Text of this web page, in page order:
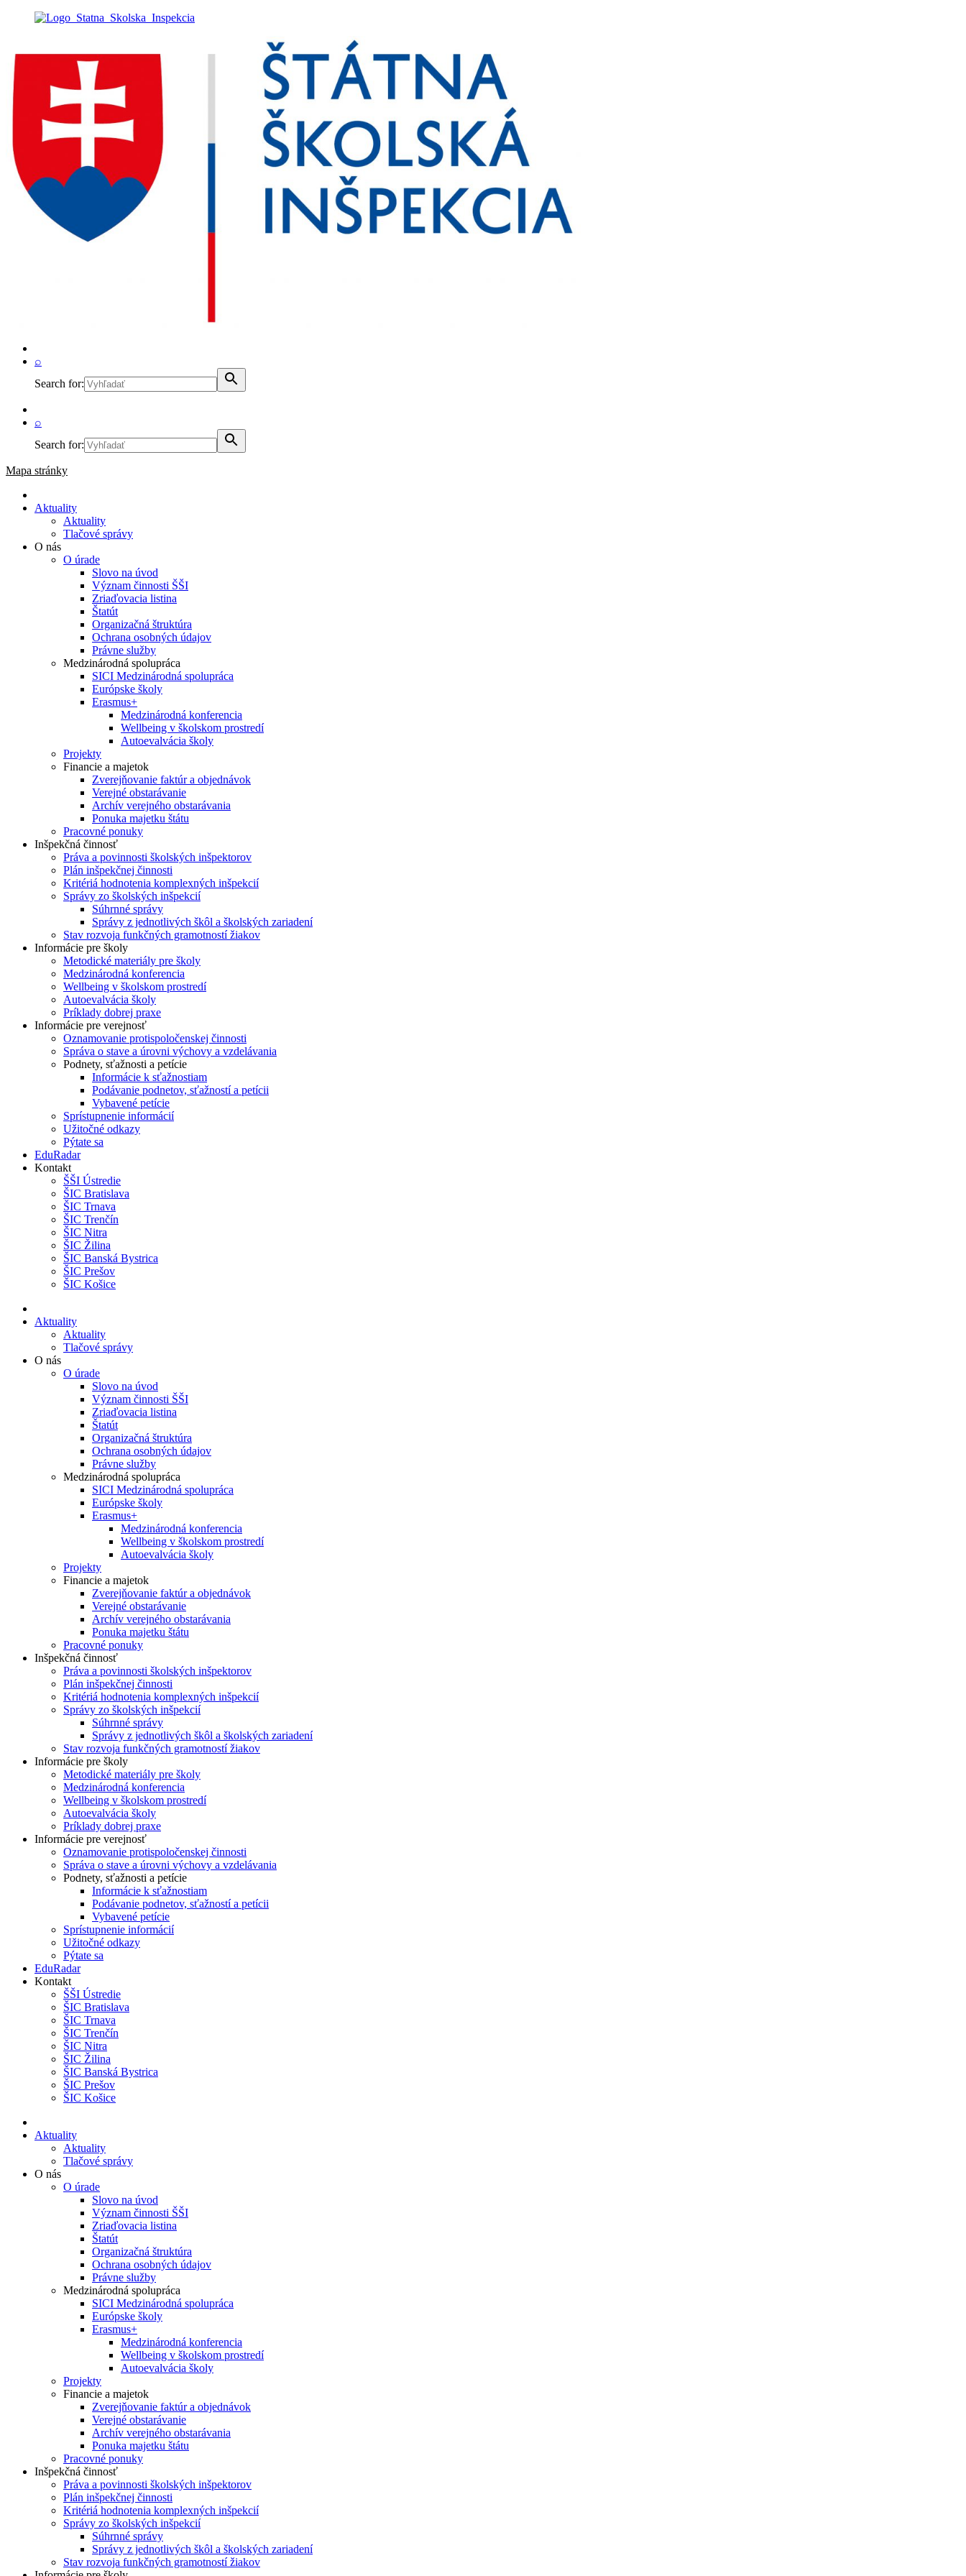
⌕
Search for:
⌕
Search for:
Mapa stránky
Aktuality
Aktuality
Tlačové správy
O nás
O úrade
Slovo na úvod
Význam činnosti ŠŠI
Zriaďovacia listina
Štatút
Organizačná štruktúra
Ochrana osobných údajov
Právne služby
Medzinárodná spolupráca
SICI Medzinárodná spolupráca
Európske školy
Erasmus+
Medzinárodná konferencia
Wellbeing v školskom prostredí
Autoevalvácia školy
Projekty
Financie a majetok
Zverejňovanie faktúr a objednávok
Verejné obstarávanie
Archív verejného obstarávania
Ponuka majetku štátu
Pracovné ponuky
Inšpekčná činnosť
Práva a povinnosti školských inšpektorov
Plán inšpekčnej činnosti
Kritériá hodnotenia komplexných inšpekcií
Správy zo školských inšpekcií
Súhrnné správy
Správy z jednotlivých škôl a školských zariadení
Stav rozvoja funkčných gramotností žiakov
Informácie pre školy
Metodické materiály pre školy
Medzinárodná konferencia
Wellbeing v školskom prostredí
Autoevalvácia školy
Príklady dobrej praxe
Informácie pre verejnosť
Oznamovanie protispoločenskej činnosti
Správa o stave a úrovni výchovy a vzdelávania
Podnety, sťažnosti a petície
Informácie k sťažnostiam
Podávanie podnetov, sťažností a petícii
Vybavené petície
Sprístupnenie informácií
Užitočné odkazy
Pýtate sa
EduRadar
Kontakt
ŠŠI Ústredie
ŠIC Bratislava
ŠIC Trnava
ŠIC Trenčín
ŠIC Nitra
ŠIC Žilina
ŠIC Banská Bystrica
ŠIC Prešov
ŠIC Košice
Aktuality
Aktuality
Tlačové správy
O nás
O úrade
Slovo na úvod
Význam činnosti ŠŠI
Zriaďovacia listina
Štatút
Organizačná štruktúra
Ochrana osobných údajov
Právne služby
Medzinárodná spolupráca
SICI Medzinárodná spolupráca
Európske školy
Erasmus+
Medzinárodná konferencia
Wellbeing v školskom prostredí
Autoevalvácia školy
Projekty
Financie a majetok
Zverejňovanie faktúr a objednávok
Verejné obstarávanie
Archív verejného obstarávania
Ponuka majetku štátu
Pracovné ponuky
Inšpekčná činnosť
Práva a povinnosti školských inšpektorov
Plán inšpekčnej činnosti
Kritériá hodnotenia komplexných inšpekcií
Správy zo školských inšpekcií
Súhrnné správy
Správy z jednotlivých škôl a školských zariadení
Stav rozvoja funkčných gramotností žiakov
Informácie pre školy
Metodické materiály pre školy
Medzinárodná konferencia
Wellbeing v školskom prostredí
Autoevalvácia školy
Príklady dobrej praxe
Informácie pre verejnosť
Oznamovanie protispoločenskej činnosti
Správa o stave a úrovni výchovy a vzdelávania
Podnety, sťažnosti a petície
Informácie k sťažnostiam
Podávanie podnetov, sťažností a petícii
Vybavené petície
Sprístupnenie informácií
Užitočné odkazy
Pýtate sa
EduRadar
Kontakt
ŠŠI Ústredie
ŠIC Bratislava
ŠIC Trnava
ŠIC Trenčín
ŠIC Nitra
ŠIC Žilina
ŠIC Banská Bystrica
ŠIC Prešov
ŠIC Košice
Aktuality
Aktuality
Tlačové správy
O nás
O úrade
Slovo na úvod
Význam činnosti ŠŠI
Zriaďovacia listina
Štatút
Organizačná štruktúra
Ochrana osobných údajov
Právne služby
Medzinárodná spolupráca
SICI Medzinárodná spolupráca
Európske školy
Erasmus+
Medzinárodná konferencia
Wellbeing v školskom prostredí
Autoevalvácia školy
Projekty
Financie a majetok
Zverejňovanie faktúr a objednávok
Verejné obstarávanie
Archív verejného obstarávania
Ponuka majetku štátu
Pracovné ponuky
Inšpekčná činnosť
Práva a povinnosti školských inšpektorov
Plán inšpekčnej činnosti
Kritériá hodnotenia komplexných inšpekcií
Správy zo školských inšpekcií
Súhrnné správy
Správy z jednotlivých škôl a školských zariadení
Stav rozvoja funkčných gramotností žiakov